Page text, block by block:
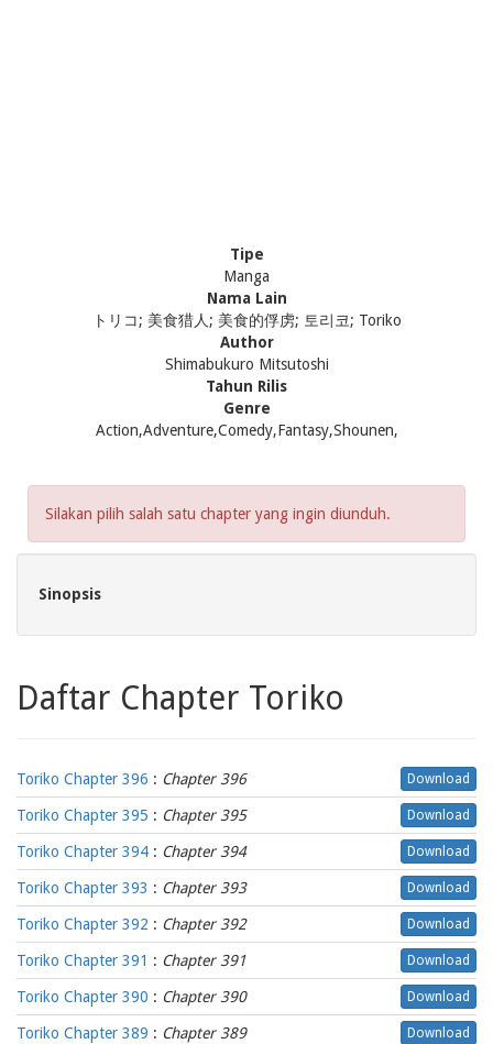
Tipe
Manga
Nama Lain
トリコ; 美食猎人; 美食的俘虏; 토리코; Toriko
Author
Shimabukuro Mitsutoshi
Tahun Rilis
Genre
Action,Adventure,Comedy,Fantasy,Shounen,
Silakan pilih salah satu chapter yang ingin diunduh.
Sinopsis
Daftar Chapter Toriko
Toriko Chapter 396 : Chapter 396 Download
Toriko Chapter 395 : Chapter 395 Download
Toriko Chapter 394 : Chapter 394 Download
Toriko Chapter 393 : Chapter 393 Download
Toriko Chapter 392 : Chapter 392 Download
Toriko Chapter 391 : Chapter 391 Download
Toriko Chapter 390 : Chapter 390 Download
Toriko Chapter 389 : Chapter 389 Download